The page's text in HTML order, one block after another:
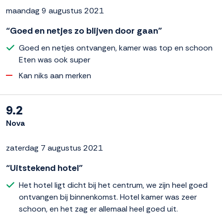
maandag 9 augustus 2021
“Goed en netjes zo blijven door gaan”
Goed en netjes ontvangen, kamer was top en schoon
Eten was ook super
Kan niks aan merken
9.2
Nova
zaterdag 7 augustus 2021
“Uitstekend hotel”
Het hotel ligt dicht bij het centrum, we zijn heel goed
ontvangen bij binnenkomst. Hotel kamer was zeer
schoon, en het zag er allemaal heel goed uit.